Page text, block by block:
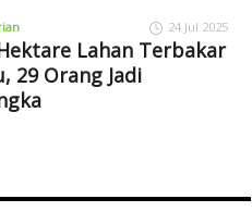
24 Jul 2025
Lahan Terbakar
29 Orang Jadi